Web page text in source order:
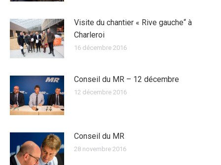
Visite du chantier « Rive gauche“ à
Charleroi
16 décembre 2016
Conseil du MR – 12 décembre
12 décembre 2016
Conseil du MR
28 novembre 2016